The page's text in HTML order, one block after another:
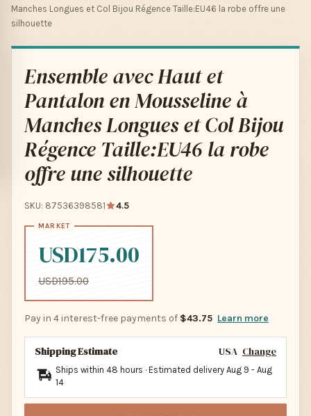
Manches Longues et Col Bijou Régence Taille:EU46 la robe offre une
silhouette
Ensemble avec Haut et
Pantalon en Mousseline à
Manches Longues et Col Bijou
Régence Taille:EU46 la robe
offre une silhouette
SKU: 87536398581 4.5
USD175.00
USD195.00
Pay in 4 interest-free payments of $43.75 Learn more
Shipping Estimate USA Change
Ships within 48 hours · Estimated delivery Aug 9 - Aug
14